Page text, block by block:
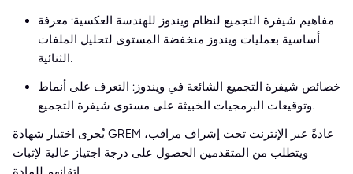
مفاهيم شيفرة التجميع لنظام ويندوز للهندسة العكسية: معرفة
أساسية بعمليات ويندوز منخفضة المستوى لتحليل الملفات
الثنائية.
خصائص شيفرة التجميع الشائعة في ويندوز: التعرف على أنماط
وتوقيعات البرمجيات الخبيثة على مستوى شيفرة التجميع.
يُجرى اختبار شهادة GREM عادةً عبر الإنترنت تحت إشراف مراقب،
ويتطلب من المتقدمين الحصول على درجة اجتياز عالية لإثبات